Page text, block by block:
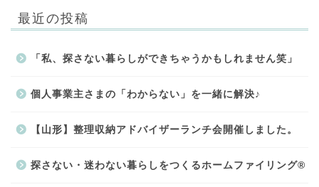
最近の投稿
「私、探さない暮らしができちゃうかもしれません笑」
個人事業主さまの「わからない」を一緒に解決♪
【山形】整理収納アドバイザーランチ会開催しました。
探さない・迷わない暮らしをつくるホームファイリング®